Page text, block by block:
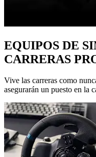
EQUIPOS DE
CARRERAS
Vive las carreras como
asegurarán un puesto en la